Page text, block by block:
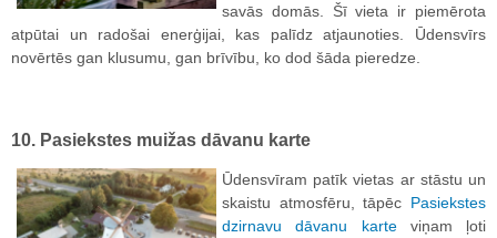
savās domās. Šī vieta ir piemērota
atpūtai un radošai enerģijai, kas palīdz atjaunoties. Ūdensvīrs
novērtēs gan klusumu, gan brīvību, ko dod šāda pieredze.
10. Pasiekstes muižas dāvanu karte
Ūdensvīram patīk vietas ar stāstu un
skaistu atmosfēru, tāpēc Pasiekstes
dzirnavu dāvanu karteviņam ļoti